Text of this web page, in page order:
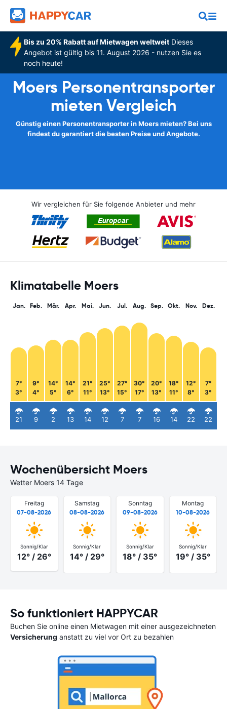
Bis zu 20% Rabatt auf Mietwagen weltweitDieses
Angebot ist gültig bis 11. August 2026 - nutzen Sie es
noch heute!
Moers Personentransporter
mieten Vergleich
Günstig einen Personentransporter in Moers mieten? Bei uns
findest du garantiert die besten Preise und Angebote.
Wir vergleichen für Sie folgende Anbieter und mehr
Klimatabelle Moers
Jan.
7°
3°
21
Feb.
9°
4°
9
Mär.
14°
5°
2
Apr.
14°
6°
13
Mai.
21°
11°
14
Jun.
25°
13°
12
Jul.
27°
15°
7
Aug.
30°
17°
7
Sep.
20°
13°
16
Okt.
18°
11°
14
Nov.
12°
8°
22
Dez.
7°
3°
22
Wochenübersicht Moers
Wetter Moers 14 Tage
Freitag
07-08-2026
Sonnig/Klar
12° / 26°
Samstag
08-08-2026
Sonnig/Klar
14° / 29°
Sonntag
09-08-2026
Sonnig/Klar
18° / 35°
Montag
10-08-2026
Sonnig/Klar
19° / 35°
So funktioniert HAPPYCAR
Buchen Sie online einen Mietwagen mit einer ausgezeichneten
Versicherung anstatt zu viel vor Ort zu bezahlen